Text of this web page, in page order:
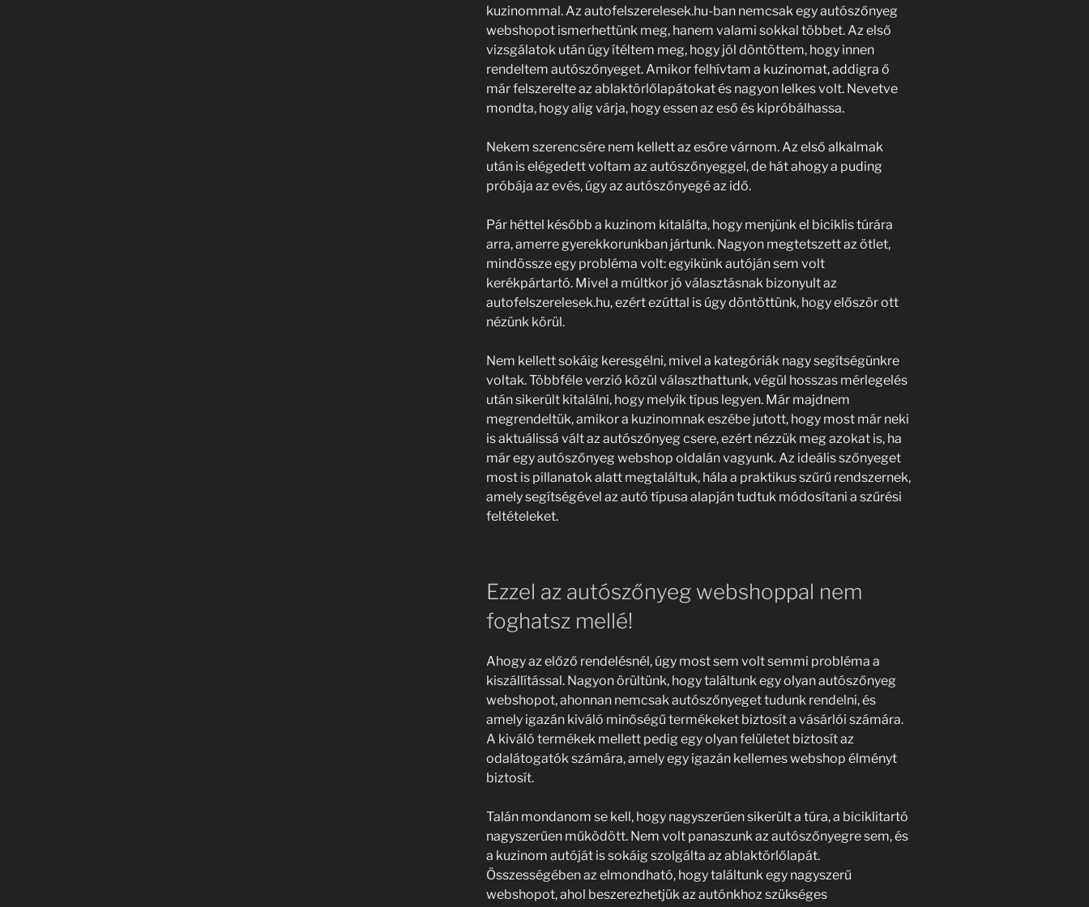
kuzinommal. Az autofelszerelesek.hu-ban nemcsak egy autószőnyeg
webshopot ismerhettünk meg, hanem valami sokkal többet. Az első
vizsgálatok után úgy ítéltem meg, hogy jól döntöttem, hogy innen
rendeltem autószőnyeget. Amikor felhívtam a kuzinomat, addigra ő
már felszerelte az ablaktörlőlapátokat és nagyon lelkes volt. Nevetve
mondta, hogy alig várja, hogy essen az eső és kipróbálhassa.
Nekem szerencsére nem kellett az esőre várnom. Az első alkalmak
után is elégedett voltam az autószőnyeggel, de hát ahogy a puding
próbája az evés, úgy az autószőnyegé az idő.
Pár héttel később a kuzinom kitalálta, hogy menjünk el biciklis túrára
arra, amerre gyerekkorunkban jártunk. Nagyon megtetszett az ötlet,
mindössze egy probléma volt: egyikünk autóján sem volt
kerékpártartó. Mivel a múltkor jó választásnak bizonyult az
autofelszerelesek.hu, ezért ezúttal is úgy döntöttünk, hogy először ott
nézünk körül.
Nem kellett sokáig keresgélni, mivel a kategóriák nagy segítségünkre
voltak. Többféle verzió közül választhattunk, végül hosszas mérlegelés
után sikerült kitalálni, hogy melyik típus legyen. Már majdnem
megrendeltük, amikor a kuzinomnak eszébe jutott, hogy most már neki
is aktuálissá vált az autószőnyeg csere, ezért nézzük meg azokat is, ha
már egy autószőnyeg webshop oldalán vagyunk. Az ideális szőnyeget
most is pillanatok alatt megtaláltuk, hála a praktikus szűrű rendszernek,
amely segítségével az autó típusa alapján tudtuk módosítani a szűrési
feltételeket.
Ezzel az autószőnyeg webshoppal nem
foghatsz mellé!
Ahogy az előző rendelésnél, úgy most sem volt semmi probléma a
kiszállítással. Nagyon örültünk, hogy találtunk egy olyan autószőnyeg
webshopot, ahonnan nemcsak autószőnyeget tudunk rendelni, és
amely igazán kiváló minőségű termékeket biztosít a vásárlói számára.
A kiváló termékek mellett pedig egy olyan felületet biztosít az
odalátogatók számára, amely egy igazán kellemes webshop élményt
biztosít.
Talán mondanom se kell, hogy nagyszerűen sikerült a túra, a biciklitartó
nagyszerűen működött. Nem volt panaszunk az autószőnyegre sem, és
a kuzinom autóját is sokáig szolgálta az ablaktörlőlapát.
Összességében az elmondható, hogy találtunk egy nagyszerű
webshopot, ahol beszerezhetjük az autónkhoz szükséges